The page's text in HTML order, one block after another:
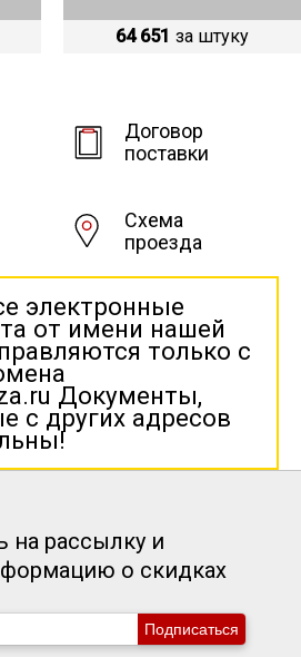
64 651 за штуку
Договор
поставки
Схема
проезда
электронные
от имени нашей
только с
Документы,
с других адресов
на рассылку и
о скидках
Подписаться